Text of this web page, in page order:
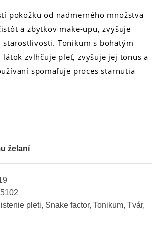
pokožku od nadmerného množstva
a zbytkov make-upu, zvyšuje
starostlivosti. Tonikum s bohatým
zvlhčuje pleť, zvyšuje jej tonus a
spomaľuje proces starnutia
želaní
pleti, Snake factor, Tonikum, Tvár,